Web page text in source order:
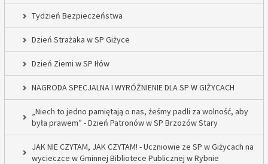
Tydzień Bezpieczeństwa
Dzień Strażaka w SP Giżyce
Dzień Ziemi w SP Iłów
NAGRODA SPECJALNA I WYRÓŻNIENIE DLA SP W GIŻYCACH
„Niech to jedno pamiętają o nas, żeśmy padli za wolność, aby
była prawem” - Dzień Patronów w SP Brzozów Stary
JAK NIE CZYTAM, JAK CZYTAM! - Uczniowie ze SP w Giżycach na
wycieczce w Gminnej Bibliotece Publicznej w Rybnie